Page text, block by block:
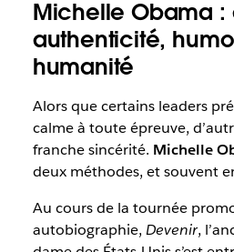
Michelle Obama :
authenticité,
humanité
Alors que certains leaders
calme à toute épreuve,
franche sincérité. Michelle
deux méthodes, et souvent
Au cours de la tournée
autobiographie, Devenir,